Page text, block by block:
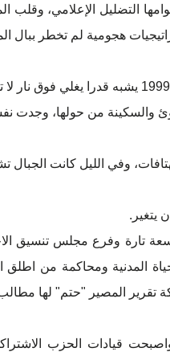
التضليل الإعلامي، وقلب
هجومية لم تخطر ببال
والسكينة من حولها،
وفي الليل كانت الجبال
تارة وفرع مجلس تنسيق
المدنية ومحاكمة من اطلق
تقرير المصير "حتم" لها
قيادات الحزب